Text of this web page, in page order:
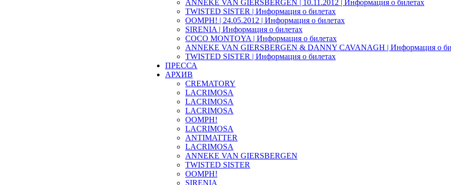
ANNEKE VAN GIERSBERGEN | 10.11.2012 | Информация о билетах
TWISTED SISTER | Информация о билетах
OOMPH! | 24.05.2012 | Информация о билетах
SIRENIA | Информация о билетах
COCO MONTOYA | Информация о билетах
ANNEKE VAN GIERSBERGEN & DANNY CAVANAGH | Информация о
TWISTED SISTER | Информация о билетах
ПРЕССА
АРХИВ
CREMATORY
LACRIMOSA
LACRIMOSA
LACRIMOSA
OOMPH!
LACRIMOSA
ANTIMATTER
LACRIMOSA
ANNEKE VAN GIERSBERGEN
TWISTED SISTER
OOMPH!
SIRENIA